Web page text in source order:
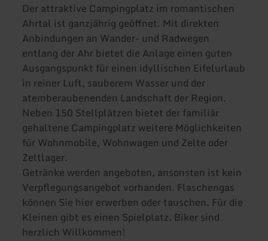
Der attraktive Campingplatz im romantischen
Ahrtal ist ganzjährig geöffnet. Mit direkten
Anbindungen an Wander- und Radwegen
entlang der Ahr bietet die Anlage einen guten
Ausgangspunkt für einen idyllischen Eifelurlaub
in reiner Luft, sauberem Wasser und der
atemberaubenenden Landschaft der Region.
Neben 150 Stellplätzen bietet der familiär
gehaltene Campingplatz weitere Möglichkeiten
für Wohnmobile, Wohnwagen und Zelte oder
Zeltlager.
Getränke werden angeboten, ansonsten ist kein
Verpflegungsangebot vorhanden. Flaschengas
können Sie hier erwerben oder tauschen. Für die
Kleinen gibt es einen Spielplatz. Biker sind
herzlich Willkommen!